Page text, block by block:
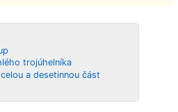
trojúhelníka
a desetinnou část